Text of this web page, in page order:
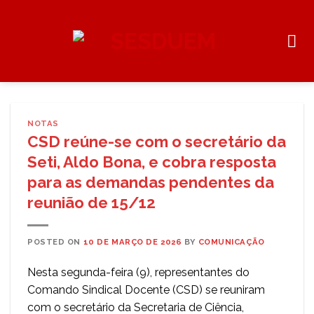
NOTAS
CSD reúne-se com o secretário da
Seti, Aldo Bona, e cobra resposta
para as demandas pendentes da
reunião de 15/12
POSTED ON 10 DE MARÇO DE 2026 BY COMUNICAÇÃO
Nesta segunda-feira (9), representantes do
Comando Sindical Docente (CSD) se reuniram
com o secretário da Secretaria de Ciência,